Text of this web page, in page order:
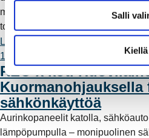
t
a
Salli
Kiellä
muodostuu rengasverkkoyhteys,
toimintavarmuutta ja vähentää
Lue lisää
10.6.2026 10:00
REO x koti
Kuormanohjauksella
sähkönkäyttöä
Aurinkopaneelit katolla,
lämpöpumpulla – monipuolinen